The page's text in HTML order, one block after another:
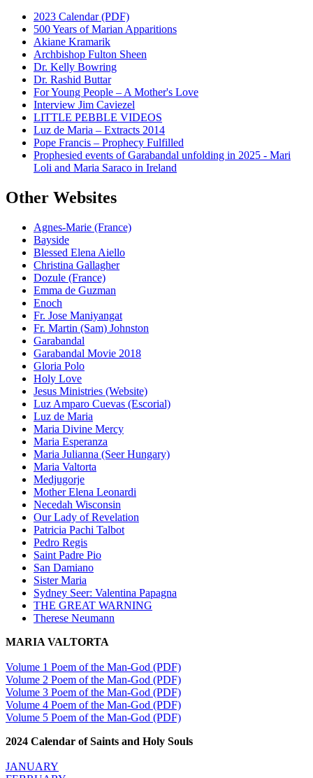
2023 Calendar (PDF)
500 Years of Marian Apparitions
Akiane Kramarik
Archbishop Fulton Sheen
Dr. Kelly Bowring
Dr. Rashid Buttar
For Young People – A Mother's Love
Interview Jim Caviezel
LITTLE PEBBLE VIDEOS
Luz de Maria – Extracts 2014
Pope Francis – Prophecy Fulfilled
Prophesied events of Garabandal unfolding in 2025 - Mari
Loli and Maria Saraco in Ireland
Other Websites
Agnes-Marie (France)
Bayside
Blessed Elena Aiello
Christina Gallagher
Dozule (France)
Emma de Guzman
Enoch
Fr. Jose Maniyangat
Fr. Martin (Sam) Johnston
Garabandal
Garabandal Movie 2018
Gloria Polo
Holy Love
Jesus Ministries (Website)
Luz Amparo Cuevas (Escorial)
Luz de Maria
Maria Divine Mercy
Maria Esperanza
Maria Julianna (Seer Hungary)
Maria Valtorta
Medjugorje
Mother Elena Leonardi
Necedah Wisconsin
Our Lady of Revelation
Patricia Pachi Talbot
Pedro Regis
Saint Padre Pio
San Damiano
Sister Maria
Sydney Seer: Valentina Papagna
THE GREAT WARNING
Therese Neumann
MARIA VALTORTA
Volume 1 Poem of the Man-God (PDF)
Volume 2 Poem of the Man-God (PDF)
Volume 3 Poem of the Man-God (PDF)
Volume 4 Poem of the Man-God (PDF)
Volume 5 Poem of the Man-God (PDF)
2024 Calendar of Saints and Holy Souls
JANUARY